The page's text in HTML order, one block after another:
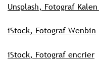
Unsplash, Fotograf
iStock, Fotograf Wenbin
iStock, Fotograf encrier